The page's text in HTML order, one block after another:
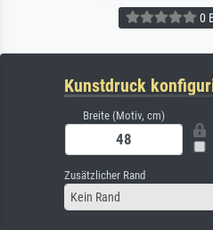
0
Kunstdruck
Breite (Motiv, cm)
Zusätzlicher Rand
Kein Rand